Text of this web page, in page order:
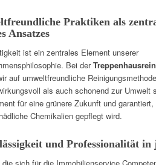
Praktiken als
Ansatzes
ist ein zentrales Element unserer
Bei der
auf umweltfreundliche
als auch schonend zur Umwelt
für eine grünere Zukunft und
Chemikalien gepflegt wird.
und Professionalität in